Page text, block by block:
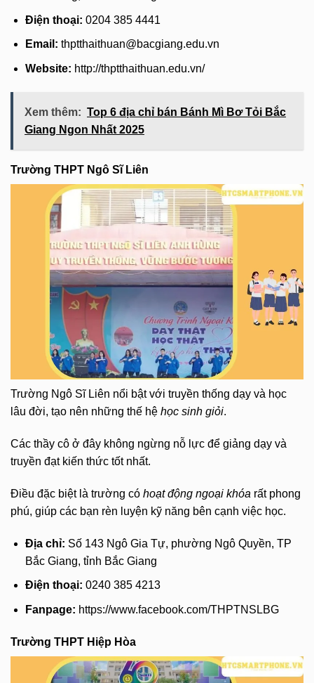
Điện thoại: 0204 385 4441
Email: thptthaithuan@bacgiang.edu.vn
Website: http://thptthaithuan.edu.vn/
Xem thêm: Top 6 địa chỉ bán Bánh Mì Bơ Tỏi Bắc
Giang Ngon Nhất 2025
Trường THPT Ngô Sĩ Liên
Trường Ngô Sĩ Liên nổi bật với truyền thống dạy và học
lâu đời, tạo nên những thế hệ học sinh giỏi.
Các thầy cô ở đây không ngừng nỗ lực để giảng dạy và
truyền đạt kiến thức tốt nhất.
Điều đặc biệt là trường có hoạt động ngoại khóa rất phong
phú, giúp các bạn rèn luyện kỹ năng bên cạnh việc học.
Địa chỉ: Số 143 Ngô Gia Tự, phường Ngô Quyền, TP
Bắc Giang, tỉnh Bắc Giang
Điện thoại: 0240 385 4213
Fanpage: https://www.facebook.com/THPTNSLBG
Trường THPT Hiệp Hòa